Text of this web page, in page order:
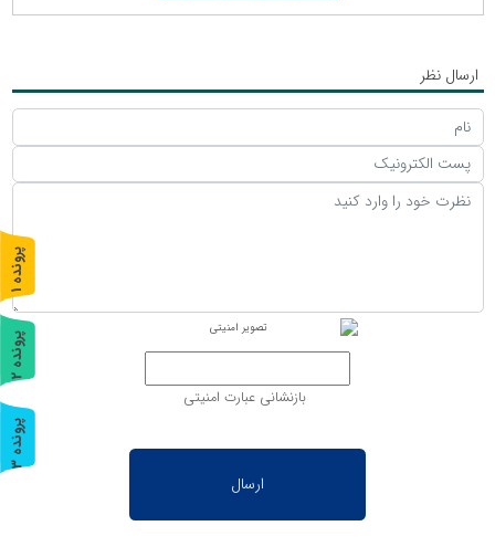
ارسال نظر
بازنشانی عبارت امنیتی
پ
ر
و
ن
د
ه
1
پ
ر
و
ن
د
ه
2
پ
ر
و
ن
د
ه
3